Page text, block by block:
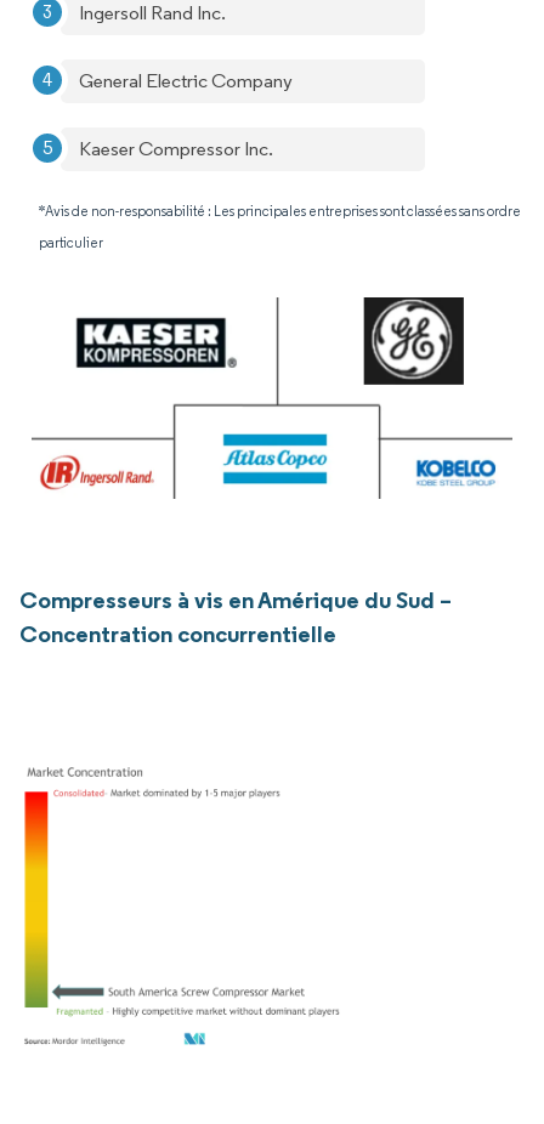
Ingersoll Rand Inc.
General Electric Company
Kaeser Compressor Inc.
*Avis de non-responsabilité : Les principales entreprises sont classées sans ordre
particulier
Compresseurs à vis en Amérique du Sud –
Concentration concurrentielle